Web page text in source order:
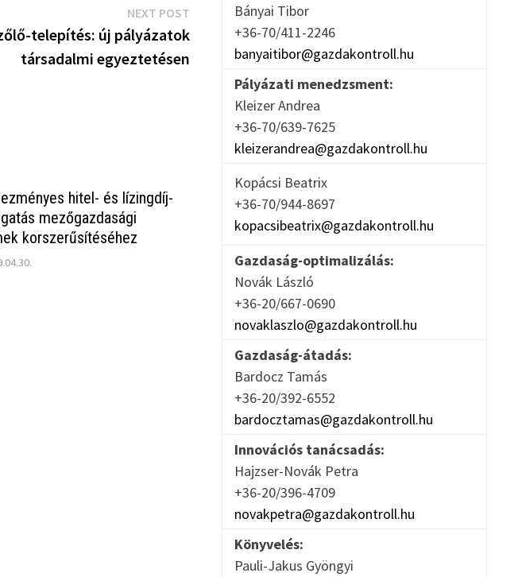
NEXT POSTNext
post:
telepítés: új pályázatok
társadalmi egyeztetésen
hitel- és lízingdíj-
mezőgazdasági
korszerűsítéséhez
Bányai Tibor
+36-70/411-2246
banyaitibor@gazdakontroll.hu
Pályázati menedzsment:
Kleizer Andrea
+36-70/639-7625
kleizerandrea@gazdakontroll.hu
Kopácsi Beatrix
+36-70/944-8697
kopacsibeatrix@gazdakontroll.hu
Gazdaság-optimalizálás:
Novák László
+36-20/667-0690
novaklaszlo@gazdakontroll.hu
Gazdaság-átadás:
Bardocz Tamás
+36-20/392-6552
bardocztamas@gazdakontroll.hu
Innovációs tanácsadás:
Hajzser-Novák Petra
+36-20/396-4709
novakpetra@gazdakontroll.hu
Könyvelés:
Pauli-Jakus Gyöngyi